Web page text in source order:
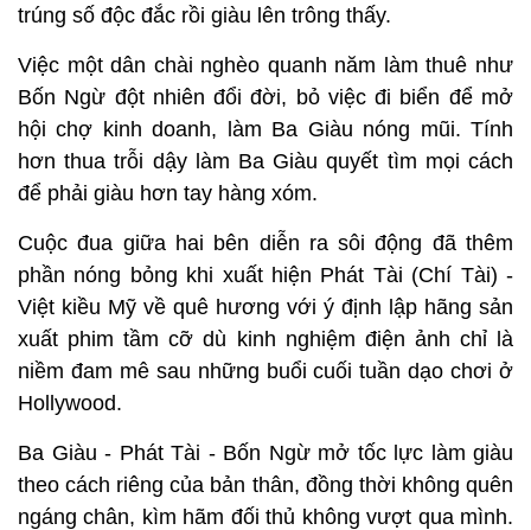
trúng số độc đắc rồi giàu lên trông thấy.
Việc một dân chài nghèo quanh năm làm thuê như
Bốn Ngừ đột nhiên đổi đời, bỏ việc đi biển để mở
hội chợ kinh doanh, làm Ba Giàu nóng mũi. Tính
hơn thua trỗi dậy làm Ba Giàu quyết tìm mọi cách
để phải giàu hơn tay hàng xóm.
Cuộc đua giữa hai bên diễn ra sôi động đã thêm
phần nóng bỏng khi xuất hiện Phát Tài (Chí Tài) -
Việt kiều Mỹ về quê hương với ý định lập hãng sản
xuất phim tầm cỡ dù kinh nghiệm điện ảnh chỉ là
niềm đam mê sau những buổi cuối tuần dạo chơi ở
Hollywood.
Ba Giàu - Phát Tài - Bốn Ngừ mở tốc lực làm giàu
theo cách riêng của bản thân, đồng thời không quên
ngáng chân, kìm hãm đối thủ không vượt qua mình.